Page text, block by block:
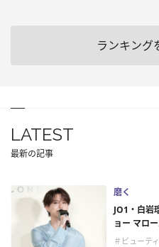
ランキング
LATEST
最新の記事
磨く
JO1・白岩
ョー マロ
＃ビューテ